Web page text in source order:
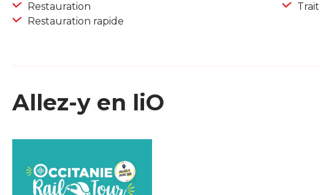
Restauration
Restauration rapide
Allez-y en liO